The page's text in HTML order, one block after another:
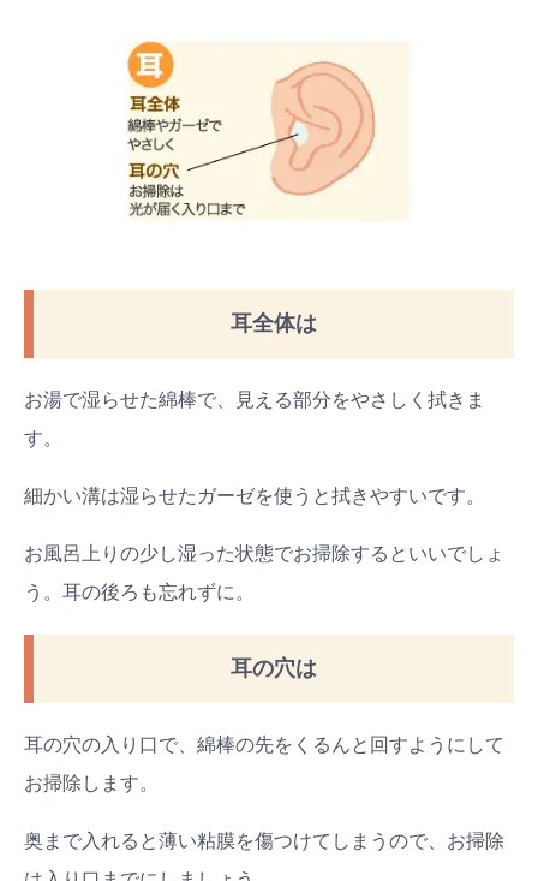
耳全体は
お湯で湿らせた綿棒で、見える部分をやさしく拭きま
す。
細かい溝は湿らせたガーゼを使うと拭きやすいです。
お風呂上りの少し湿った状態でお掃除するといいでしょ
う。耳の後ろも忘れずに。
耳の穴は
耳の穴の入り口で、綿棒の先をくるんと回すようにして
お掃除します。
奥まで入れると薄い粘膜を傷つけてしまうので、お掃除